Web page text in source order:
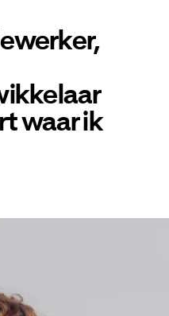
waar ik